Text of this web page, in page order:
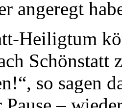
angeregt
Heiligtum
Schönstatt
so sagen